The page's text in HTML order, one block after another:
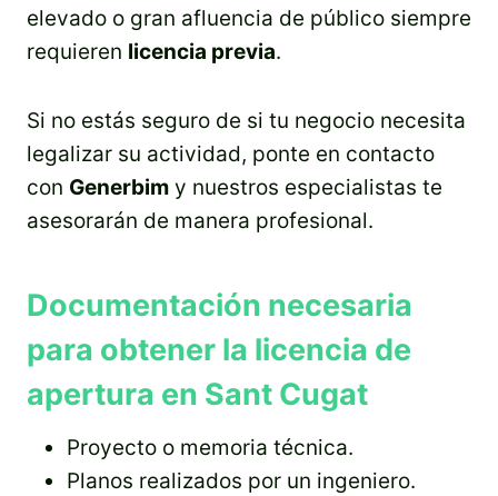
elevado o gran afluencia de público siempre
requieren licencia previa.
Si no estás seguro de si tu negocio necesita
legalizar su actividad, ponte en contacto
con Generbim y nuestros especialistas te
asesorarán de manera profesional.
Documentación necesaria
para obtener la licencia de
apertura en Sant Cugat
Proyecto o memoria técnica.
Planos realizados por un ingeniero.